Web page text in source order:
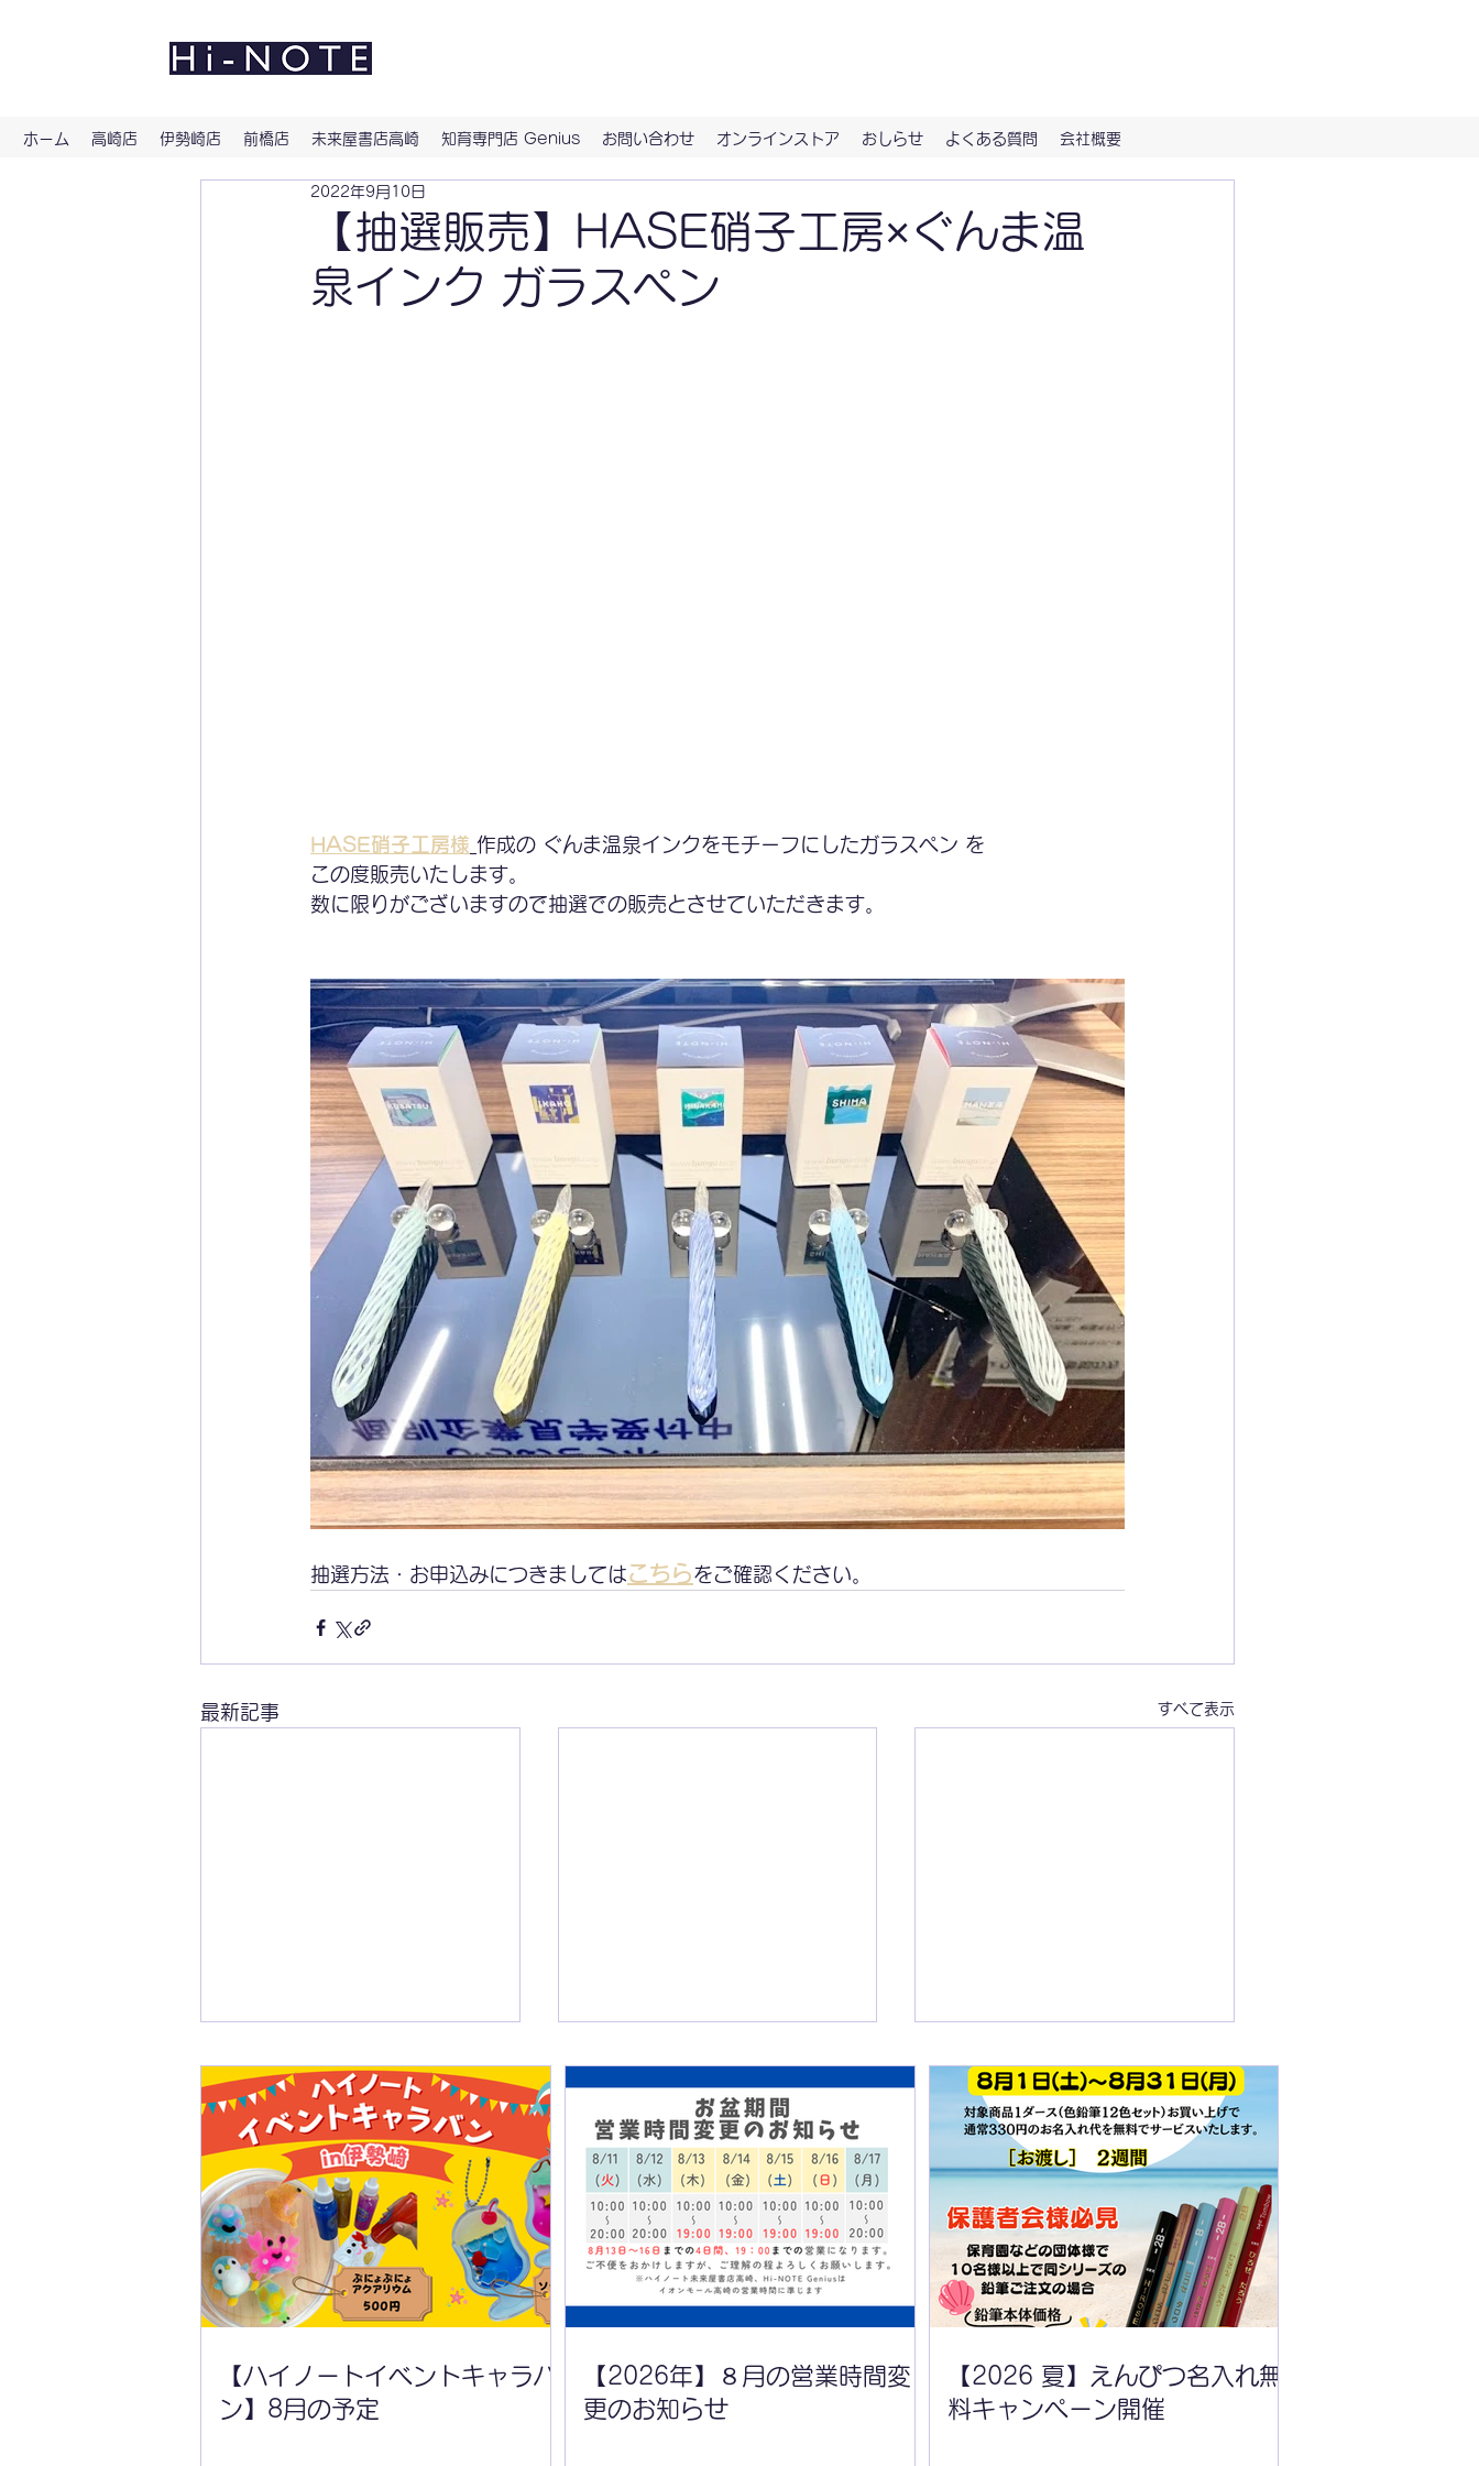
ホーム 高崎店 伊勢崎店 前橋店 未来屋書店高崎 知育専門店 Genius お問い合わせ オンラインストア おしらせ よくある質問 会社概要
【抽選販売】HASE硝子工房×ぐんま温
泉インク ガラスペン
2022年9月10日
HASE硝子工房様 作成の ぐんま温泉インクをモチーフにしたガラスペン を
この度販売いたします。
数に限りがございますので抽選での販売とさせていただきます。
抽選方法・お申込みにつきましてはこちらをご確認ください。
最新記事 すべて表示
【ハイノートイベントキャラ
バン】8月の予定
【2026年】８月の営業時間
変更のお知らせ
【2026 夏】えんぴつ名入れ
無料キャンペーン開催
【ハイノートイベントキャラバ
ン】8月の予定
【2026年】８月の営業時間変
更のお知らせ
【2026 夏】えんぴつ名入れ無
料キャンペーン開催